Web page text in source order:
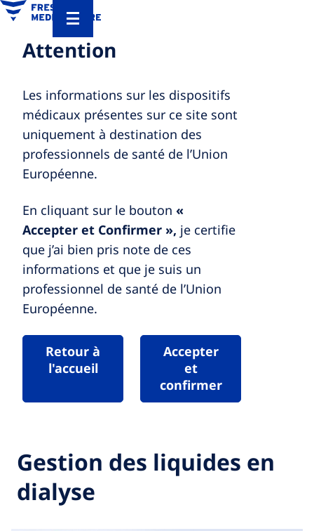
Attention
Les informations sur les dispositifs
médicaux présentes sur ce site sont
uniquement à destination des
professionnels de santé de l’Union
Européenne.
En cliquant sur le bouton «
Accepter et Confirmer », je certifie
que j’ai bien pris note de ces
informations et que je suis un
professionnel de santé de l’Union
Européenne.
Retour à
l'accueil
Accepter
et
confirmer
Gestion des liquides en
dialyse